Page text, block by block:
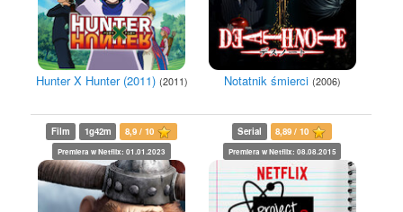
Hunter X Hunter (2011) (2011) Notatnik śmierci (2006)
Film 1g42m 8,9 / 10
Premiera w Netflix: 01.01.2023
Serial 8,89 / 10
Premiera w Netflix: 08.08.2015